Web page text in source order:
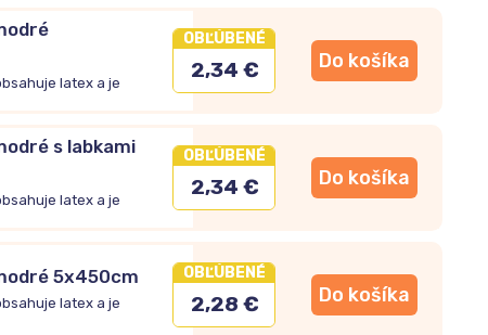
latex a je
OBĽÚBENÉ
2,34 € Do košíka
s labkami
latex a je
OBĽÚBENÉ
2,34 € Do košíka
5x450cm
latex a je
OBĽÚBENÉ
2,28 € Do košíka